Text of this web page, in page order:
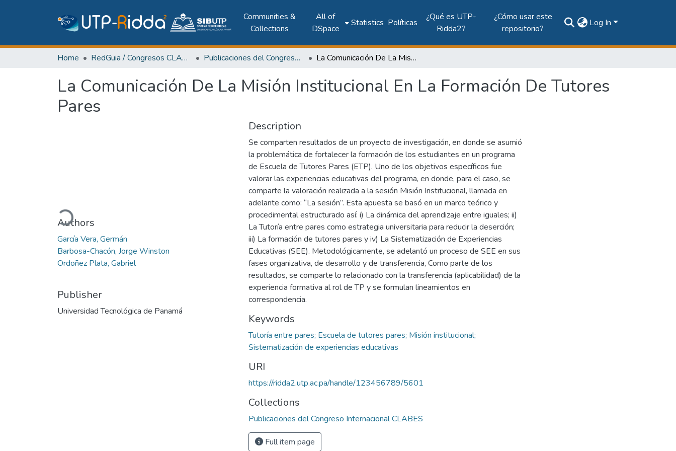
Communities &
Collections
All of
DSpace
Statistics Políticas
¿Qué es UTP-
Ridda2?
¿Cómo usar este
repositorio?
Log In
Home RedGuia / Congresos CLABES Publicaciones del Congreso Internacional CLABES La Comunicación De La Misión Institucional En La Formación De Tutores Pares
La Comunicación De La Misión Institucional En La Formación De Tutores
Pares
Loading...
Authors
García Vera, Germán
Barbosa-Chacón, Jorge Winston
Ordoñez Plata, Gabriel
Publisher
Universidad Tecnológica de Panamá
Description
Se comparten resultados de un proyecto de investigación, en donde se asumió
la problemática de fortalecer la formación de los estudiantes en un programa
de Escuela de Tutores Pares (ETP). Uno de los objetivos específicos fue
valorar las experiencias educativas del programa, en donde, para el caso, se
comparte la valoración realizada a la sesión Misión Institucional, llamada en
adelante como: “La sesión”. Esta apuesta se basó en un marco teórico y
procedimental estructurado así: i) La dinámica del aprendizaje entre iguales; ii)
La Tutoría entre pares como estrategia universitaria para reducir la deserción;
iii) La formación de tutores pares y iv) La Sistematización de Experiencias
Educativas (SEE). Metodológicamente, se adelantó un proceso de SEE en sus
fases organizativa, de desarrollo y de transferencia, Como parte de los
resultados, se comparte lo relacionado con la transferencia (aplicabilidad) de la
experiencia formativa al rol de TP y se formulan lineamientos en
correspondencia.
Keywords
Tutoría entre pares; Escuela de tutores pares; Misión institucional;
Sistematización de experiencias educativas
URI
https://ridda2.utp.ac.pa/handle/123456789/5601
Collections
Publicaciones del Congreso Internacional CLABES
Full item page